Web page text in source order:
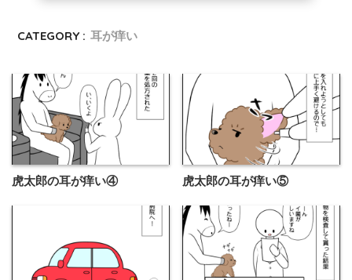
CATEGORY : 耳が痒い
虎太郎の耳が痒い④ 虎太郎の耳が痒い⑤